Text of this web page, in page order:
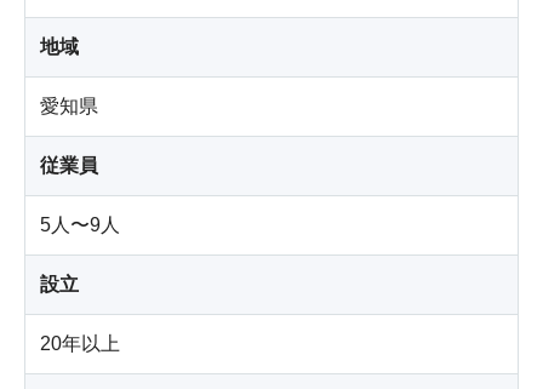
地域
愛知県
従業員
5人〜9人
設立
20年以上